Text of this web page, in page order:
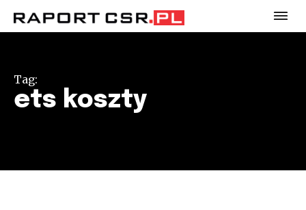
Tag:
ets koszty